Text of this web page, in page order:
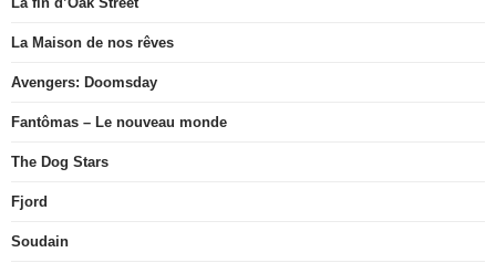
La Maison de nos rêves
Avengers: Doomsday
Fantômas – Le nouveau monde
The Dog Stars
Fjord
Soudain